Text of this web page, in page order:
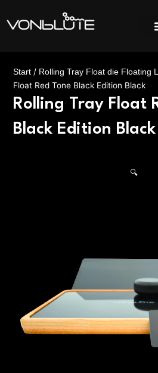
Inhalt
springen
Start / Rolling Tray Float die Floating
Float Red Tone Black Edition Black
Rolling Tray Float
Black Edition Black
🔍